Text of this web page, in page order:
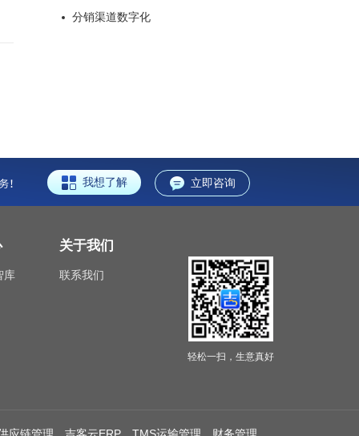
分销渠道数字化
我想了解 立即咨询
库
关于我们
联系我们
轻松一扫，生意真好